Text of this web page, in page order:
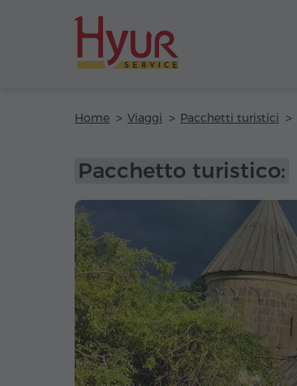
Home Viaggi Pacchetti turistici
Pacchetto turistico: